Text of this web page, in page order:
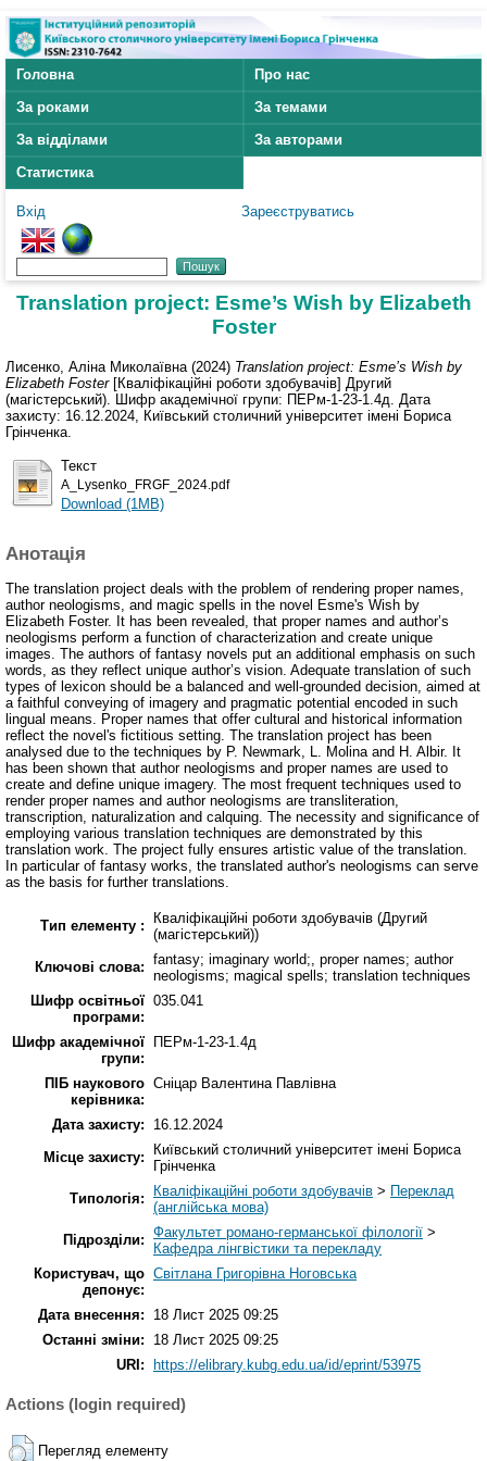
Головна
Про нас
За роками
За темами
За відділами
За авторами
Статистика
Вхід Зареєструватись
Translation project: Esme’s Wish by Elizabeth
Foster
Лисенко, Аліна Миколаївна (2024) Translation project: Esme’s Wish by
Elizabeth Foster[Кваліфікаційні роботи здобувачів] Другий
(магістерський). Шифр академічної групи: ПЕРм-1-23-1.4д. Дата
захисту: 16.12.2024, Київський столичний університет імені Бориса
Грінченка.
Текст
А_Lysenko_FRGF_2024.pdf
Download (1MB)
Анотація
The translation project deals with the problem of rendering proper names,
author neologisms, and magic spells in the novel Esme's Wish by
Elizabeth Foster. It has been revealed, that proper names and author’s
neologisms perform a function of characterization and create unique
images. The authors of fantasy novels put an additional emphasis on such
words, as they reflect unique author’s vision. Adequate translation of such
types of lexicon should be a balanced and well-grounded decision, aimed at
a faithful conveying of imagery and pragmatic potential encoded in such
lingual means. Proper names that offer cultural and historical information
reflect the novel's fictitious setting. The translation project has been
analysed due to the techniques by P. Newmark, L. Molina and H. Albir. It
has been shown that author neologisms and proper names are used to
create and define unique imagery. The most frequent techniques used to
render proper names and author neologisms are transliteration,
transcription, naturalization and calquing. The necessity and significance of
employing various translation techniques are demonstrated by this
translation work. The project fully ensures artistic value of the translation.
In particular of fantasy works, the translated author's neologisms can serve
as the basis for further translations.
Тип елементу :
Кваліфікаційні роботи здобувачів (Другий
(магістерський))
Ключові слова: fantasy; imaginary world;, proper names; author
neologisms; magical spells; translation techniques
Шифр освітньої
програми:
035.041
Шифр академічної
групи:
ПЕРм-1-23-1.4д
ПІБ наукового
керівника:
Сніцар Валентина Павлівна
Дата захисту:
16.12.2024
Місце захисту:
Київський столичний університет імені Бориса
Грінченка
Типологія:
Кваліфікаційні роботи здобувачів > Переклад
(англійська мова)
Підрозділи: Факультет романо-германської філології >
Кафедра лінгвістики та перекладу
Користувач, що
депонує:
Світлана Григорівна Ноговська
Дата внесення:
18 Лист 2025 09:25
Останні зміни:
18 Лист 2025 09:25
URI:
https://elibrary.kubg.edu.ua/id/eprint/53975
Actions (login required)
Перегляд елементу